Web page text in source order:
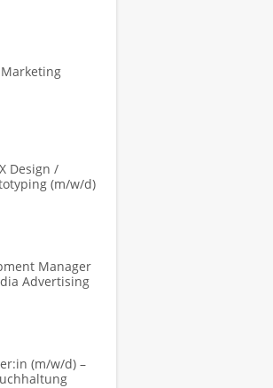
Design /
(m/w/d)
Manager
Advertising
(m/w/d) –